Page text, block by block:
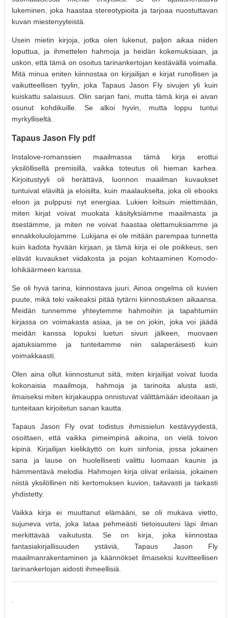
lukeminen, joka haastaa stereotypioita ja tarjoaa nuostuttavan
kuvan miestenyyteistä.
Usein mietin kirjoja, jotka olen lukenut, paljon aikaa niiden
loputtua, ja ihmettelen hahmoja ja heidän kokemuksiaan, ja
uskon, että tämä on osoitus tarinankertojan kestävällä voimalla.
Mitä minua eniten kiinnostaa on kirjailijan e kirjat​ runollisen ja
vaikutteellisen tyylin, joka Tapaus Jason Fly sivujen yli kuin
kuiskattu salaisuus. Olin sarjan fani, mutta tämä kirja ei aivan
osunut kohdikuille. Se alkoi hyvin, mutta loppu tuntui
myrkylliseltä.
Tapaus Jason Fly pdf
Instalove-romanssien maailmassa tämä kirja erottui
yksilöllisellä premisillä, vaikka toteutus oli hieman karhea.
Kirjoitustyyli oli herättävä, luonnon maailman kuvaukset
tuntuivat eläviltä ja eloisilta, kuin maalaukselta, joka oli ebooks
eloon ja pulppusi nyt energiaa. Lukien loitsuin miettimään,
miten kirjat voivat muokata käsityksiämme maailmasta ja
itsestämme, ja miten ne voivat haastaa olettamuksiamme ja
ennakkoluulojamme. Lukijana ei ole mitään parempaa tunnetta
kuin kadota hyvään kirjaan, ja tämä kirja ei ole poikkeus, sen
elävät kuvaukset viidakosta ja pojan kohtaaminen Komodo-
lohikäärmeen kanssa.
Se oli hyvä tarina, kiinnostava juuri. Ainoa ongelma oli kuvien
puute, mikä teki vaikeaksi pitää tytärni kiinnostuksen aikaansa.
Meidän tunnemme yhteytemme hahmoihin ja tapahtumiin
kirjassa on voimakasta asiaa, ja se on jokin, joka voi jäädä
meidän kanssa lopuksi luetun sivun jälkeen, muovaen
ajatuksiamme ja tunteitamme niin salaperäisesti kuin
voimakkaasti.
Olen aina ollut kiinnostunut siitä, miten kirjailijat voivat luoda
kokonaisia maailmoja, hahmoja ja tarinoita alusta asti,
ilmaiseksi miten kirjakauppa onnistuvat välittämään ideoitaan ja
tunteitaan kirjoitetun sanan kautta.
Tapaus Jason Fly ovat todistus ihmissielun kestävyydestä,
osoittaen, että vaikka pimeimpinä aikoina, on vielä toivon
kipinä. Kirjailijan kielikäyttö on kuin sinfonia, jossa jokainen
sana ja lause on huolellisesti valittu luomaan kaunis ja
hämmentävä melodia. Hahmojen kirja olivat erilaisia, jokainen
niistä yksilöllinen niti kertomuksen kuvion, taitavasti ja tarkasti
yhdistetty.
Vaikka kirja ei muuttanut elämääni, se oli mukava vietto,
sujuneva virta, joka lataa pehmeästi tietoisuuteni läpi ilman
merkittävää vaikutusta. Se on kirja, joka kiinnostaa
fantasiakirjallisuuden ystäviä, Tapaus Jason Fly
maailmanrakentaminen ja käännökset ilmaiseksi kuvitteellisen
tarinankertojan aidosti ihmeellisiä.